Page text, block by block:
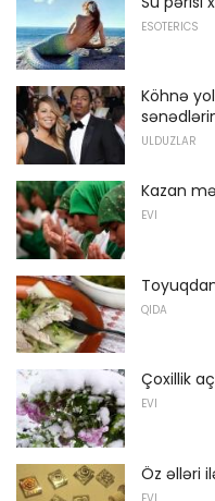
ESOTERICS
Köhnə
ULDUZLAR
Kazan
EVI
QIDA
Çoxillik
EVI
Öz əlləri